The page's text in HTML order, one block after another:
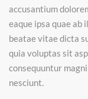
accusantium
eaque ipsa quae
beatae vitae dicta
quia voluptas sit
consequuntur
nesciunt.